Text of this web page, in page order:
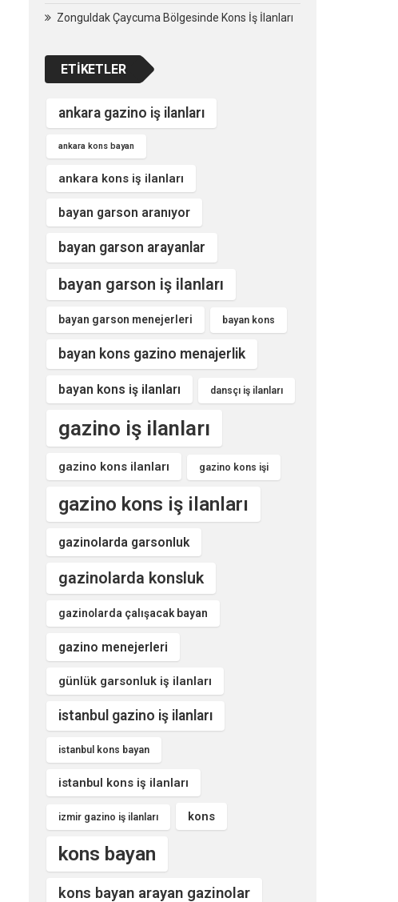
Zonguldak Çaycuma Bölgesinde Kons İş İlanları
ETIKETLER
ankara gazino iş ilanları
ankara kons bayan
ankara kons iş ilanları
bayan garson aranıyor
bayan garson arayanlar
bayan garson iş ilanları
bayan garson menejerleri bayan kons
bayan kons gazino menajerlik
bayan kons iş ilanları dansçı iş ilanları
gazino iş ilanları
gazino kons ilanları gazino kons işi
gazino kons iş ilanları
gazinolarda garsonluk
gazinolarda konsluk
gazinolarda çalışacak bayan
gazino menejerleri
günlük garsonluk iş ilanları
istanbul gazino iş ilanları
istanbul kons bayan
istanbul kons iş ilanları
izmir gazino iş ilanları kons
kons bayan
kons bayan arayan gazinolar